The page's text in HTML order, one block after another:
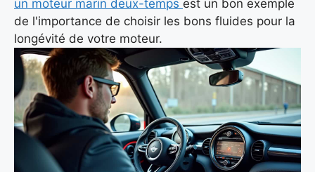
un moteur marin deux-temps est un bon exemple
de l'importance de choisir les bons fluides pour la
longévité de votre moteur.